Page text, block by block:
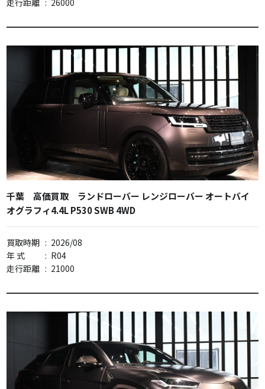
千葉 高価買取 ランドローバー レンジローバー オートバイ
オグラフィ4.4L P530 SWB 4WD
買取時期 : 2026/08
年 式
: R04
走行距離 : 21000